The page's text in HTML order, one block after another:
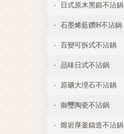
日式原木黑鍛不沾鍋
石墨烯藍鑽IH不沾鍋
百變可拆式不沾鍋
品味日式不沾鍋
原礦大理石不沾鍋
御璽陶瓷不沾鍋
熔岩厚釜鑄造不沾鍋